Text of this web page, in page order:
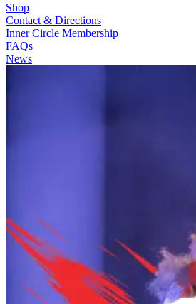
Shop
Contact & Directions
Inner Circle Membership
FAQs
News